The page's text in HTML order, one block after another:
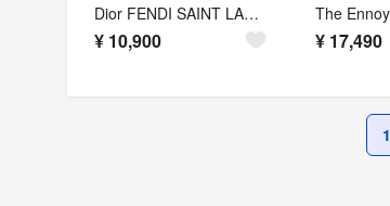
Dior FENDI SAINT LAURENT ガーメントバッグ 11点セット
¥ 10,900 ¥ 17,490
1